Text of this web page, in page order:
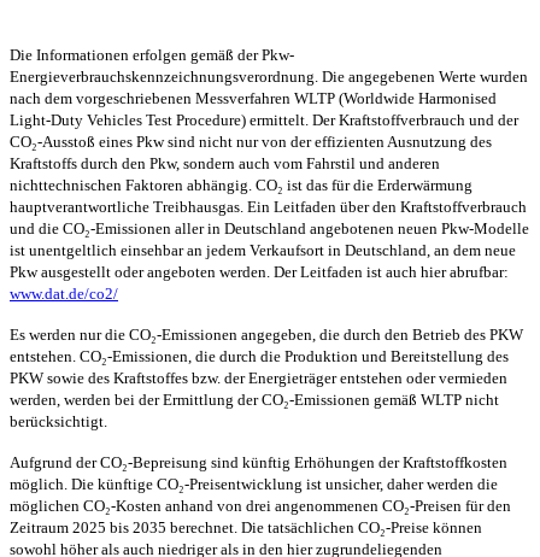
Die Informationen erfolgen gemäß der Pkw-
Energieverbrauchskennzeichnungsverordnung. Die angegebenen Werte wurden
nach dem vorgeschriebenen Messverfahren WLTP (Worldwide Harmonised
Light-Duty Vehicles Test Procedure) ermittelt. Der Kraftstoffverbrauch und der
CO₂-Ausstoß eines Pkw sind nicht nur von der effizienten Ausnutzung des
Kraftstoffs durch den Pkw, sondern auch vom Fahrstil und anderen
nichttechnischen Faktoren abhängig. CO₂ ist das für die Erderwärmung
hauptverantwortliche Treibhausgas. Ein Leitfaden über den Kraftstoffverbrauch
und die CO₂-Emissionen aller in Deutschland angebotenen neuen Pkw-Modelle
ist unentgeltlich einsehbar an jedem Verkaufsort in Deutschland, an dem neue
Pkw ausgestellt oder angeboten werden. Der Leitfaden ist auch hier abrufbar:
www.dat.de/co2/
Es werden nur die CO₂-Emissionen angegeben, die durch den Betrieb des PKW
entstehen. CO₂-Emissionen, die durch die Produktion und Bereitstellung des
PKW sowie des Kraftstoffes bzw. der Energieträger entstehen oder vermieden
werden, werden bei der Ermittlung der CO₂-Emissionen gemäß WLTP nicht
berücksichtigt.
Aufgrund der CO₂-Bepreisung sind künftig Erhöhungen der Kraftstoffkosten
möglich. Die künftige CO₂-Preisentwicklung ist unsicher, daher werden die
möglichen CO₂-Kosten anhand von drei angenommenen CO₂-Preisen für den
Zeitraum 2025 bis 2035 berechnet. Die tatsächlichen CO₂-Preise können
sowohl höher als auch niedriger als in den hier zugrundeliegenden